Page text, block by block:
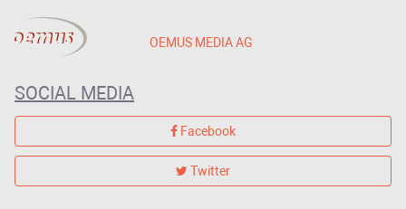
OEMUS MEDIA AG
SOCIAL MEDIA
Facebook
Twitter